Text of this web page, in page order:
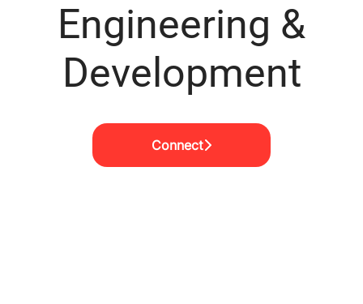
Engineering &
Development
Connect